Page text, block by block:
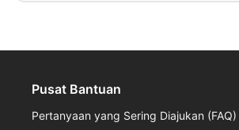
Pusat Bantuan
Pertanyaan yang Sering Diajukan (FAQ)